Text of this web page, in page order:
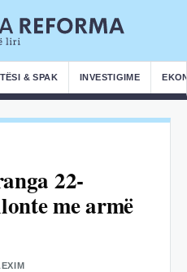
& SPAK INVESTIGIME
22-
me armë